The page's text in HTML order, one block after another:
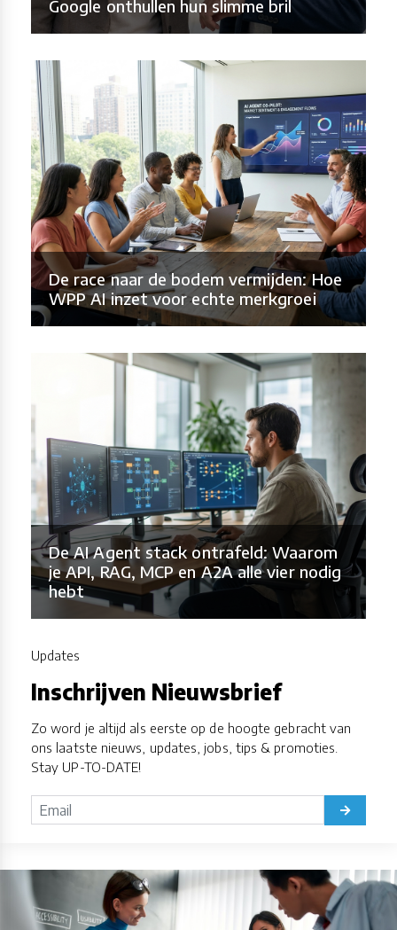
Google onthullen hun slimme bril
De race naar de bodem vermijden: Hoe
WPP AI inzet voor echte merkgroei
De AI Agent stack ontrafeld: Waarom
je API, RAG, MCP en A2A alle vier nodig
hebt
Updates
Inschrijven Nieuwsbrief
Zo word je altijd als eerste op de hoogte gebracht van
ons laatste nieuws, updates, jobs, tips & promoties.
Stay UP-TO-DATE!